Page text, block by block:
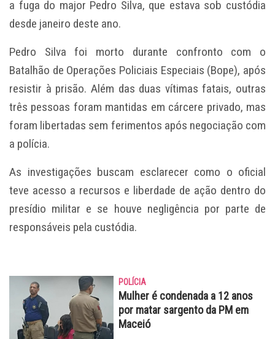
a fuga do major Pedro Silva, que estava sob custódia
desde janeiro deste ano.
Pedro Silva foi morto durante confronto com o
Batalhão de Operações Policiais Especiais (Bope), após
resistir à prisão. Além das duas vítimas fatais, outras
três pessoas foram mantidas em cárcere privado, mas
foram libertadas sem ferimentos após negociação com
a polícia.
As investigações buscam esclarecer como o oficial
teve acesso a recursos e liberdade de ação dentro do
presídio militar e se houve negligência por parte de
responsáveis pela custódia.
POLÍCIA
Mulher é condenada a 12 anos
por matar sargento da PM em
Maceió